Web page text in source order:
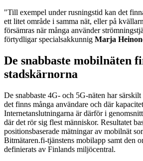
"Till exempel under rusningstid kan det
ett litet område i samma nät, eller på
försämras när många använder
förtydligar specialsakkunnig Marja
De snabbaste mobilnäten
stadskärnorna
De snabbaste 4G- och 5G-näten har
det finns många användare och där
Internetanslutningarna är därför i
där det rör sig flest människor. Resultatet
positionsbaserade mätningar av mobilnät
Bitmätaren.fi-tjänstens mobilapp samt den
definierats av Finlands miljöcentral.